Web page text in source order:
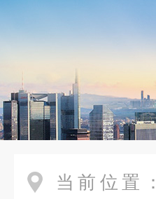
当前位置：